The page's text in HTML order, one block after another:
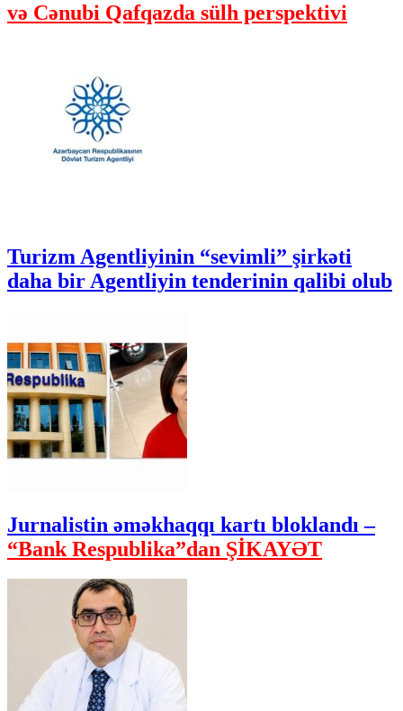
və Cənubi Qafqazda sülh perspektivi
Turizm Agentliyinin “sevimli” şirkəti
daha bir Agentliyin tenderinin qalibi olub
Jurnalistin əməkhaqqı kartı bloklandı –
“Bank Respublika”dan ŞİKAYƏT